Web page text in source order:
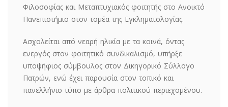
Φιλοσοφίας και Μεταπτυχιακός φοιτητής στο Ανοικτό
Πανεπιστήμιο στον τομέα της Εγκληματολογίας.
Ασχολείται από νεαρή ηλικία με τα κοινά, όντας
ενεργός στον φοιτητικό συνδικαλισμό, υπήρξε
υποψήφιος σύμβουλος στον Δικηγορικό Σύλλογο
Πατρών, ενώ έχει παρουσία στον τοπικό και
πανελλήνιο τύπο με άρθρα πολιτικού περιεχομένου.